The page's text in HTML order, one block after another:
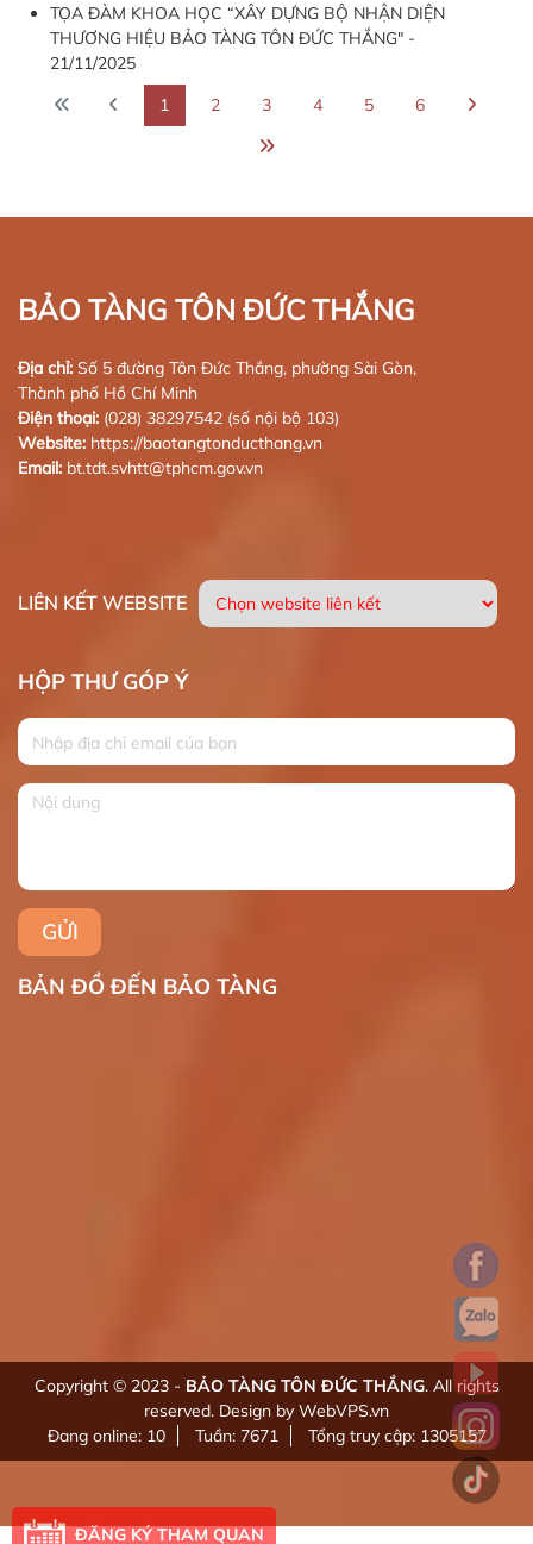
TỌA ĐÀM KHOA HỌC “XÂY DỰNG BỘ NHẬN DIỆN
THƯƠNG HIỆU BẢO TÀNG TÔN ĐỨC THẮNG" -
21/11/2025
1
2 3 4 5 6
BẢO TÀNG TÔN ĐỨC THẮNG
Địa chỉ: Số 5 đường Tôn Đức Thắng, phường Sài Gòn,
Thành phố Hồ Chí Minh
Điện thoại: (028) 38297542 (số nội bộ 103)
Website: https://baotangtonducthang.vn
Email: bt.tdt.svhtt@tphcm.gov.vn
LIÊN KẾT WEBSITE
HỘP THƯ GÓP Ý
BẢN ĐỒ ĐẾN BẢO TÀNG
Copyright © 2023 - BẢO TÀNG TÔN ĐỨC THẮNG. All rights
reserved. Design by WebVPS.vn
Đang online: 10
Tuần: 7671 Tổng truy cập: 1305157
ĐĂNG KÝ THAM QUAN